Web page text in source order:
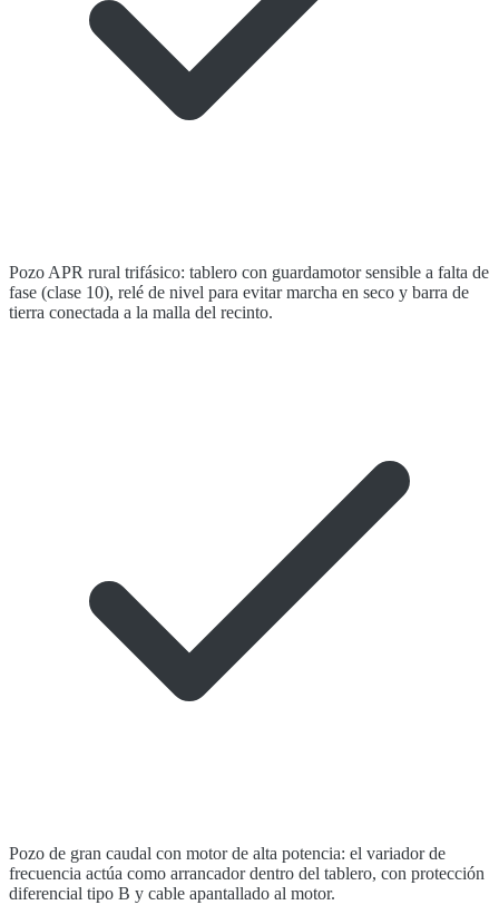
Pozo APR rural trifásico: tablero con guardamotor sensible a falta de
fase (clase 10), relé de nivel para evitar marcha en seco y barra de
tierra conectada a la malla del recinto.
Pozo de gran caudal con motor de alta potencia: el variador de
frecuencia actúa como arrancador dentro del tablero, con protección
diferencial tipo B y cable apantallado al motor.